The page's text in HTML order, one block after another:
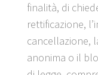
finalità, di
rettificazione,
cancellazione,
anonima o il